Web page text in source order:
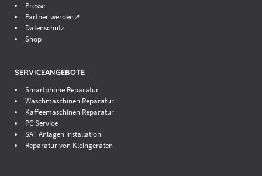
Presse
Partner werden↗
Datenschutz
Shop
SERVICEANGEBOTE
Smartphone Reparatur
Waschmaschinen Reparatur
Kaffeemaschinen Reparatur
PC Service
SAT Anlagen Installation
Reparatur von Kleingeräten